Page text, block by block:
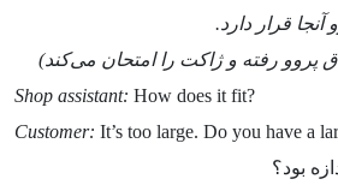
آنجا قرار دارد.
پروو رفته و ژاکت را امتحان می‌کند)
Shop assistant: How does it fit?
Customer: It’s too large. Do you have a
بود؟